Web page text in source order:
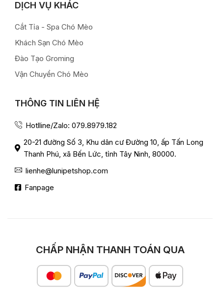
DỊCH VỤ KHÁC
Cắt Tỉa - Spa Chó Mèo
Khách Sạn Chó Mèo
Đào Tạo Groming
Vận Chuyển Chó Mèo
THÔNG TIN LIÊN HỆ
Hotlline/Zalo: 079.8979.182
20-21 đường Số 3, Khu dân cư Đường 10, ấp Tấn Long
Thanh Phú, xã Bến Lức, tỉnh Tây Ninh, 80000.
lienhe@lunipetshop.com
Fanpage
CHẤP NHẬN THANH TOÁN QUA